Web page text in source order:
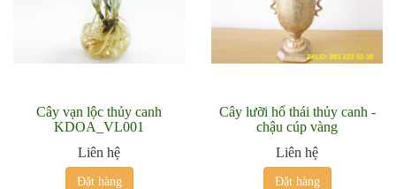
Cây vạn lộc thủy canh
KDOA_VL001
Liên hệ
Đặt hàng
Cây lưỡi hổ thái thủy canh -
chậu cúp vàng
Liên hệ
Đặt hàng